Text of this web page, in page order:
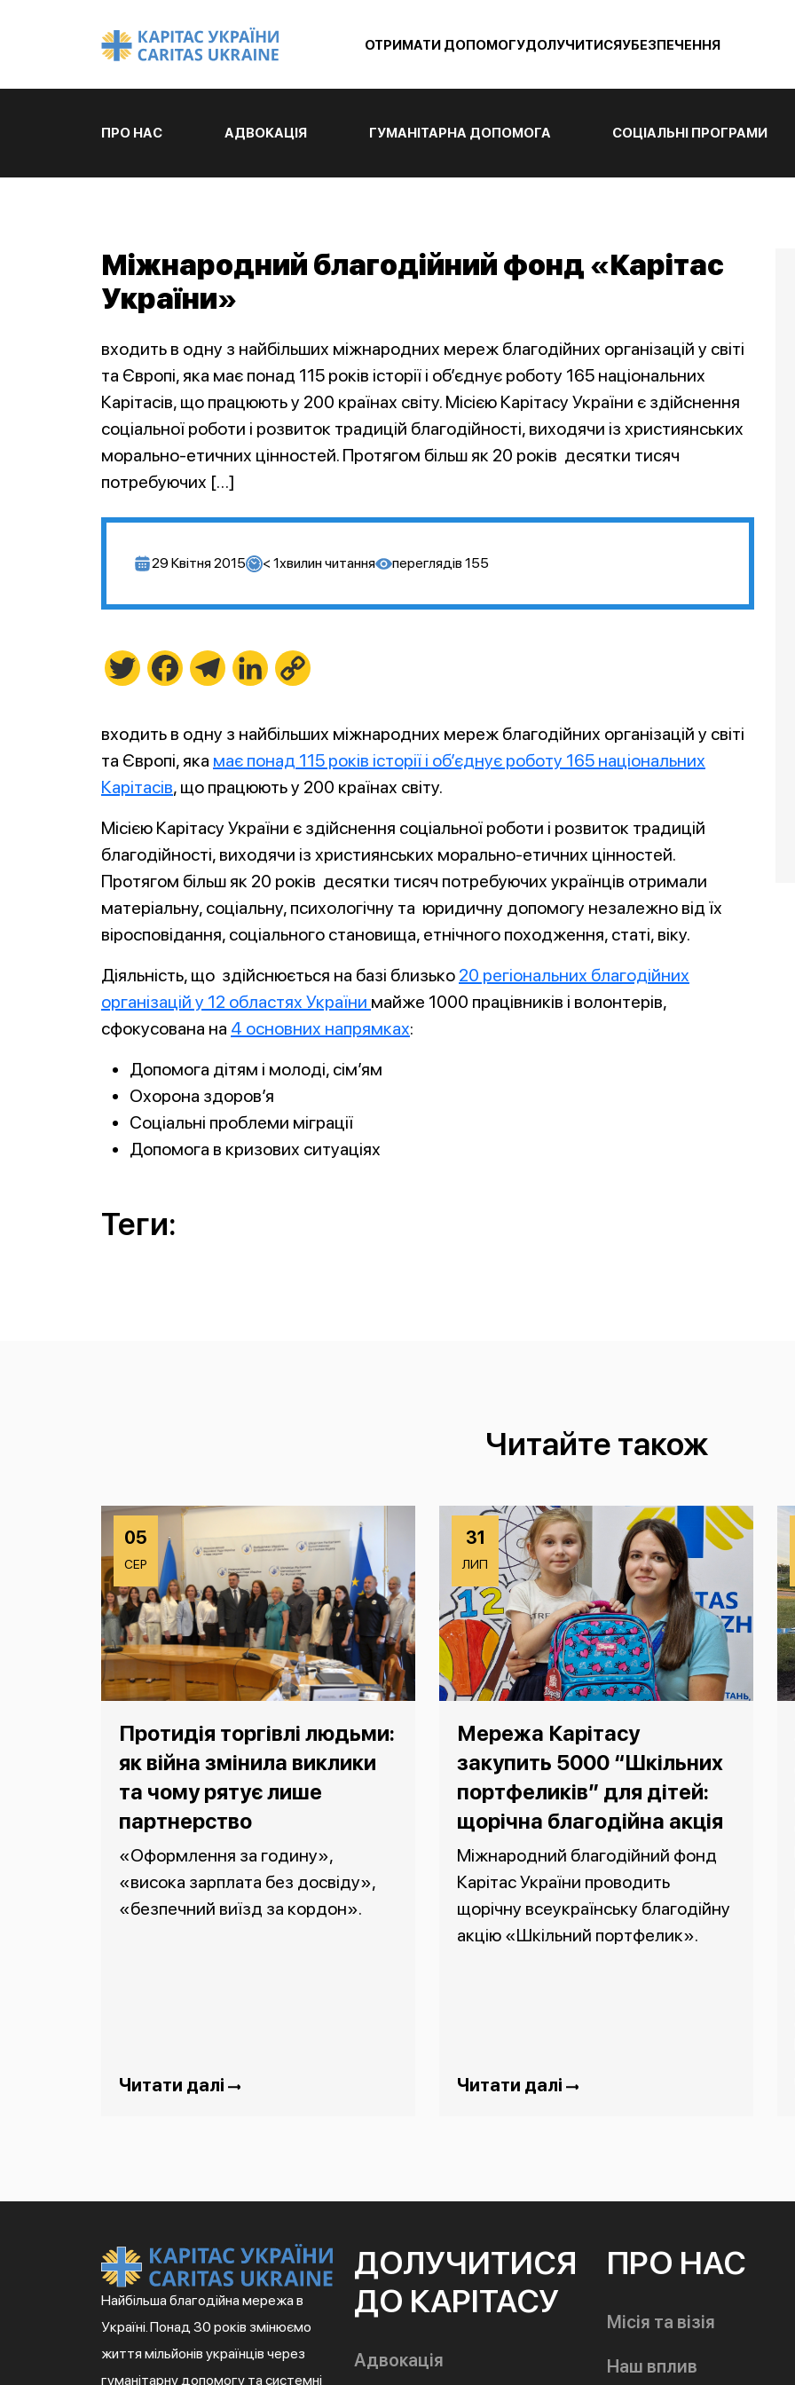
ОТРИМАТИ ДОПОМОГУДОЛУЧИТИСЯУБЕЗПЕЧЕННЯ
ПРО НАС АДВОКАЦІЯ ГУМАНІТАРНА ДОПОМОГА СОЦІАЛЬНІ ПРОГРАМИ
Міжнародний благодійний фонд «Карітас
України»
входить в одну з найбільших міжнародних мереж благодійних організацій у світі
та Європі, яка має понад 115 років історії і об’єднує роботу 165 національних
Карітасів, що працюють у 200 країнах світу. Місією Карітасу України є здійснення
соціальної роботи і розвиток традицій благодійності, виходячи із християнських
морально-етичних цінностей. Протягом більш як 20 років десятки тисяч
потребуючих […]
29 Квітня 2015 < 1хвилин читання переглядів 155
Twitter FacebookTelegramLinkedIn
входить в одну з найбільших міжнародних мереж благодійних організацій у світі
та Європі, яка має понад 115 років історії і об’єднує роботу 165 національних
Карітасів, що працюють у 200 країнах світу.
Місією Карітасу України є здійснення соціальної роботи і розвиток традицій
благодійності, виходячи із християнських морально-етичних цінностей.
Протягом більш як 20 років десятки тисяч потребуючих українців отримали
матеріальну, соціальну, психологічну та юридичну допомогу незалежно від їх
віросповідання, соціального становища, етнічного походження, статі, віку.
Діяльність, що здійснюється на базі близько 20 регіональних благодійних
організацій у 12 областях України майже 1000 працівників і волонтерів,
сфокусована на 4 основних напрямках:
Допомога дітям і молоді, сім’ям
Охорона здоров’я
Соціальні проблеми міграції
Допомога в кризових ситуаціях
Теги:
Читайте також
05
СЕР
Протидія торгівлі людьми:
як війна змінила виклики
та чому рятує лише
партнерство
«Оформлення за годину»,
«висока зарплата без досвіду»,
«безпечний виїзд за кордон».
Читати далі
31
ЛИП
Мережа Карітасу
закупить 5000 “Шкільних
портфеликів” для дітей:
щорічна благодійна акція
Міжнародний благодійний фонд
Карітас України проводить
щорічну всеукраїнську благодійну
акцію «Шкільний портфелик».
Читати далі
Найбільша благодійна мережа в
Україні. Понад 30 років змінюємо
життя мільйонів українців через
гуманітарну допомогу та системні
ДОЛУЧИТИСЯ
ДО КАРІТАСУ
Адвокація
ПРО НАС
Місія та візія
Наш вплив